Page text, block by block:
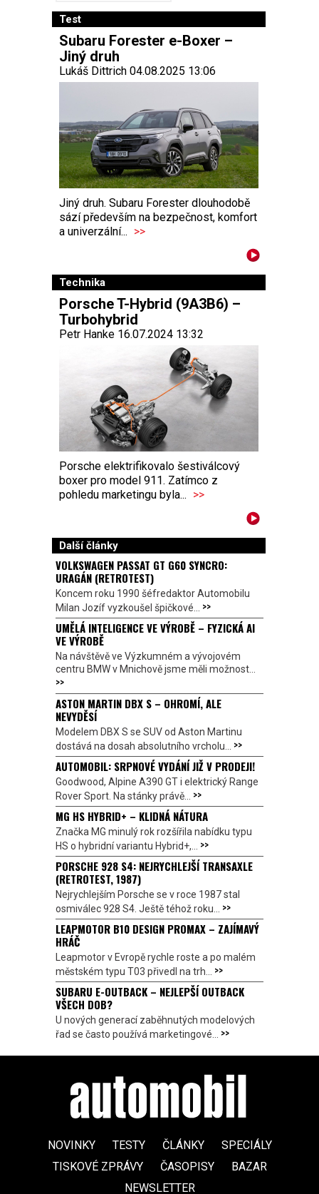
Test
Subaru Forester e-Boxer –
Jiný druh
Lukáš Dittrich 04.08.2025 13:06
Jiný druh. Subaru Forester dlouhodobě
sází především na bezpečnost, komfort
a univerzální... >>
Technika
Porsche T-Hybrid (9A3B6) –
Turbohybrid
Petr Hanke 16.07.2024 13:32
Porsche elektrifikovalo šestiválcový
boxer pro model 911. Zatímco z
pohledu marketingu byla... >>
Další články
VOLKSWAGEN PASSAT GT G60 SYNCRO:
URAGÁN (RETROTEST)
Koncem roku 1990 šéfredaktor Automobilu
Milan Jozíf vyzkoušel špičkové... >>
UMĚLÁ INTELIGENCE VE VÝROBĚ – FYZICKÁ AI
VE VÝROBĚ
Na návštěvě ve Výzkumném a vývojovém
centru BMW v Mnichově jsme měli možnost...
>>
ASTON MARTIN DBX S – OHROMÍ, ALE
NEVYDĚSÍ
Modelem DBX S se SUV od Aston Martinu
dostává na dosah absolutního vrcholu... >>
AUTOMOBIL: SRPNOVÉ VYDÁNÍ JIŽ V PRODEJI!
Goodwood, Alpine A390 GT i elektrický Range
Rover Sport. Na stánky právě... >>
MG HS HYBRID+ – KLIDNÁ NÁTURA
Značka MG minulý rok rozšířila nabídku typu
HS o hybridní variantu Hybrid+,... >>
PORSCHE 928 S4: NEJRYCHLEJŠÍ TRANSAXLE
(RETROTEST, 1987)
Nejrychlejším Porsche se v roce 1987 stal
osmiválec 928 S4. Ještě téhož roku... >>
LEAPMOTOR B10 DESIGN PROMAX – ZAJÍMAVÝ
HRÁČ
Leapmotor v Evropě rychle roste a po malém
městském typu T03 přivedl na trh... >>
SUBARU E-OUTBACK – NEJLEPŠÍ OUTBACK
VŠECH DOB?
U nových generací zaběhnutých modelových
řad se často používá marketingové... >>
NOVINKY TESTY ČLÁNKY
SPECIÁLY
TISKOVÉ ZPRÁVY
ČASOPISY
BAZAR
NEWSLETTER